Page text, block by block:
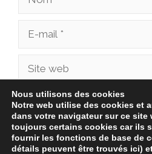
Site
web
Enregistrer mon nom,
dans le navigateur pour
commentaire.
Nous utilisons des cookies
Notre web utilise des cookies et
dans votre navigateur sur ce site
toujours certains cookies car ils
fournir les fonctions de base de
détails peuvent être trouvés ici)